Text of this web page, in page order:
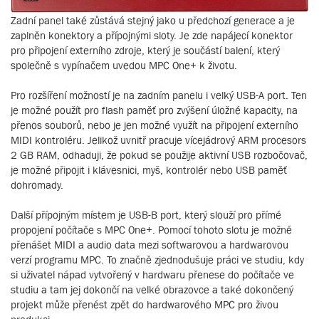
Zadní panel také zůstává stejný jako u předchozí generace a je
zaplněn konektory a přípojnými sloty. Je zde napájecí konektor
pro připojení externího zdroje, který je součástí balení, který
společně s vypínačem uvedou MPC One+ k životu.
Pro rozšíření možností je na zadním panelu i velký USB-A port. Ten
je možné použít pro flash paměť pro zvýšení úložné kapacity, na
přenos souborů, nebo je jen možné využít na připojení externího
MIDI kontroléru. Jelikož uvnitř pracuje vícejádrový ARM procesors
2 GB RAM, odhaduji, že pokud se použije aktivní USB rozbočovač,
je možné připojit i klávesnici, myš, kontrolér nebo USB paměť
dohromady.
Další přípojným místem je USB-B port, který slouží pro přímé
propojení počítače s MPC One+. Pomocí tohoto slotu je možné
přenášet MIDI a audio data mezi softwarovou a hardwarovou
verzí programu MPC. To značně zjednodušuje práci ve studiu, kdy
si uživatel nápad vytvořený v hardwaru přenese do počítače ve
studiu a tam jej dokončí na velké obrazovce a také dokončený
projekt může přenést zpět do hardwarového MPC pro živou